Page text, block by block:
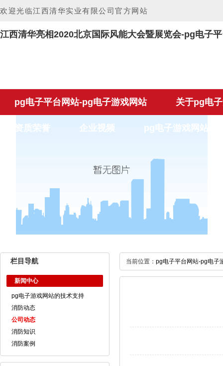
欢迎光临江西清华实业有限公司官方网站
江西清华亮相2020北京国际风能大会暨展览会-pg电子
pg电子平台网站-pg电子游戏网站 关于pg电
资质荣誉 企业视频 pg电子游戏网站的
栏目导航
新闻中心
pg电子游戏网站的技术支持
消防动态
公司动态
消防知识
消防案例
当前位置： pg电子平台网站-pg电子